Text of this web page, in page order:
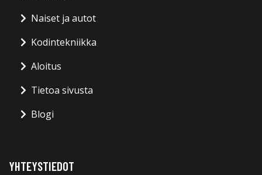
Naiset ja autot
Kodintekniikka
Aloitus
Tietoa sivusta
Blogi
YHTEYSTIEDOT